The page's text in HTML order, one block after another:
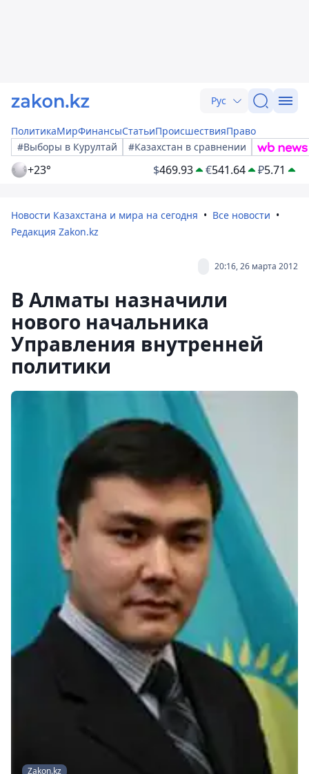
Рус
ПолитикаМирФинансыСтатьиПроисшествияПраво
#Выборы в Курултай
#Казахстан в сравнении
+23° $469.93 €541.64 ₽5.71
Новости Казахстана и мира на сегодня
Все новости
Редакция Zakon.kz
20:16, 26 марта 2012
В Алматы назначили
нового начальника
Управления внутренней
политики
Zakon.kz